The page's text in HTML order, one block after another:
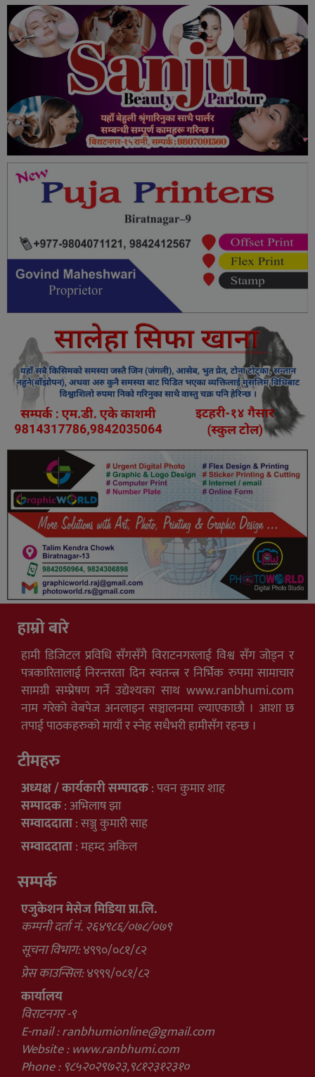
हाम्रो बारे
हामी डिजिटल प्रविधि सँगसँगै विराटनगरलाई विश्व सँग जोड्न र
पत्रकारितालाई निरन्तरता दिन स्वतन्त्र र निर्भिक रुपमा सामाचार
सामग्री सम्प्रेषण गर्ने उद्येश्यका साथ www.ranbhumi.com
नाम गरेको वेबपेज अनलाइन सञ्चालनमा ल्याएकाछौ । आशा छ
तपाई पाठकहरुको मायाँ र स्नेह सधैभरी हामीसँग रहन्छ ।
टीमहरु
अध्यक्ष / कार्यकारी सम्पादक: पवन कुमार शाह
सम्पादक: अभिलाष झा
सम्वाददाता: सञ्जु कुमारी साह
सम्वाददाता: महम्द अकिल
सम्पर्क
एजुकेशन मेसेज मिडिया प्रा.लि.
कम्पनी दर्ता नं. २६४९८६/०७८/०७९
सूचना विभाग:४९९०/०८१/८२
प्रेस काउन्सिल:४९९९/०८१/८२
कार्यालय
विराटनगर -९
E-mail :ranbhumionline@gmail.com
Website : www.ranbhumi.com
Phone : ९८५२०२९७२३,९८१२३१२३१०